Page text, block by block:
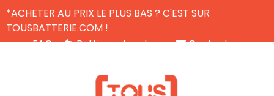
*ACHETER AU PRIX LE PLUS BAS ? C'EST SUR
TOUSBATTERIE.COM !
FAQ
Politique de retour
Contactez-nous